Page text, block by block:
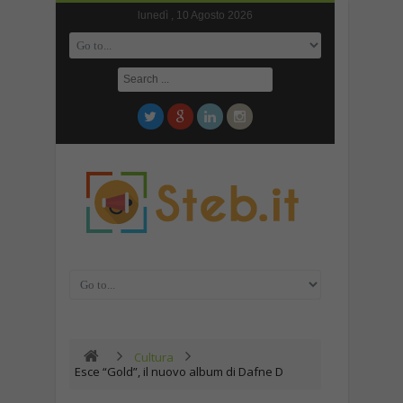
lunedì , 10 Agosto 2026
Cultura
Esce “Gold”, il nuovo album di Dafne D